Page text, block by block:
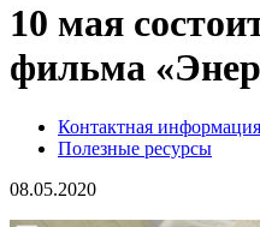
10 мая
фильма
Контактная информация
Полезные ресурсы
08.05.2020